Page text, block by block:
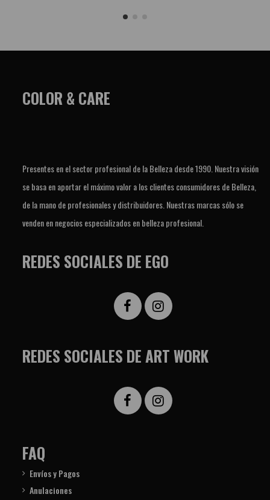
COLOR & CARE
Presentes en el sector profesional de la Belleza desde 1990. Nuestra visión
se basa en aportar el máximo valor a los clientes consumidores de Belleza,
de la mano de profesionales y distribuidores. Nuestras marcas sólo se
venden en negocios especializados en belleza profesional.
REDES SOCIALES DE EGO
REDES SOCIALES DE ART WORK
FAQ
Envíos y Pagos
Anulaciones